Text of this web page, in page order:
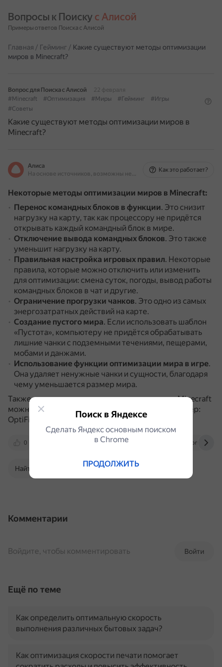
Вопросы к Поиску с Алисой
Примеры ответов Поиска с Алисой
Главная / Гейминг / Какие существуют методы оптимизации
миров в Minecraft?
Вопрос для Поиска с Алисой
22 февраля
#Minecraft
#Оптимизация #Миры #Гейминг
#Игры
#Советы
Какие существуют методы оптимизации миров в
Minecraft?
Алиса
На основе источников, возможны неточности
Как это работает?
Некоторые методы оптимизации миров в Minecraft:
Перенос командных блоков в функции. Это снизит
нагрузку на карту, так как процессору не придётся
открывать каждый командный блок в мире.
Отключение вывода командных блоков. Это также
уменьшит нагрузку на карту.
Правильная настройка игровых правил. Некоторые
правила, которые можно отключить или изменить
для оптимизации: смена суток, погоды, вывод работы
командных блоков в чат и другие.
Ограничение прогрузки чанков. Это одно из самых
энергозатратных действий на карте.
Создание пустого мира. Если использовать шаблон
«Пустота», компьютеру не придётся обрабатывать
лишние чанки с подземными течениями, пещерами,
мобами и данжами.
Использование функции оптимизации мира в игре.
Она удаляет ненужные чанки и сущности, благодаря
чему уменьшается размер мира.
Также для оптимизации производительности Minecraft
можно использовать специальные моды, например:
OptiFine, Lithium, BetterFPS.
0 ru-minecraft.ru minecraft.fandom.com
Найти в Поиске
Комментарии
Войти
Войдите, чтобы комментировать
Ещё по теме
Как определить оптимальную скорость
выполнения различных бытовых задач?
Как оптимизация скорости печати помогает
Поиск в Яндексе
Сделать Яндекс основным поиском
в Сhrome
ПРОДОЛЖИТЬ